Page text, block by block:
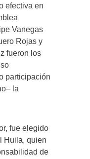
efectiva en
Vanegas
Rojas y
fueron los
participación
la
fue elegido
Huila, quien
de